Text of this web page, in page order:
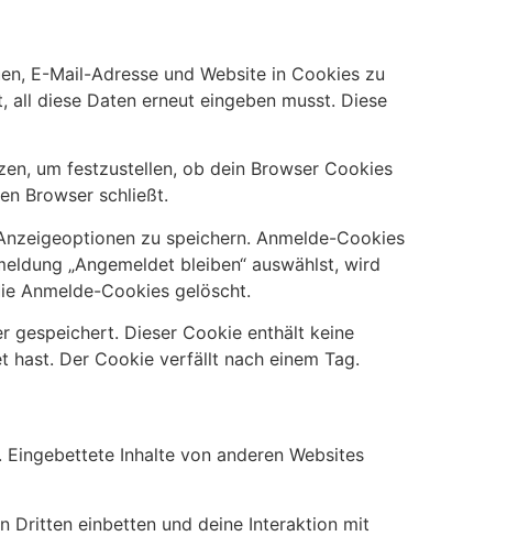
E-Mail-Adresse und Website in Cookies zu
diese Daten erneut eingeben musst. Diese
um festzustellen, ob dein Browser Cookies
Browser schließt.
zu speichern. Anmelde-Cookies
„Angemeldet bleiben“ auswählst, wird
Anmelde-Cookies gelöscht.
gespeichert. Dieser Cookie enthält keine
hast. Der Cookie verfällt nach einem Tag.
Inhalte von anderen Websites
Dritten einbetten und deine Interaktion mit